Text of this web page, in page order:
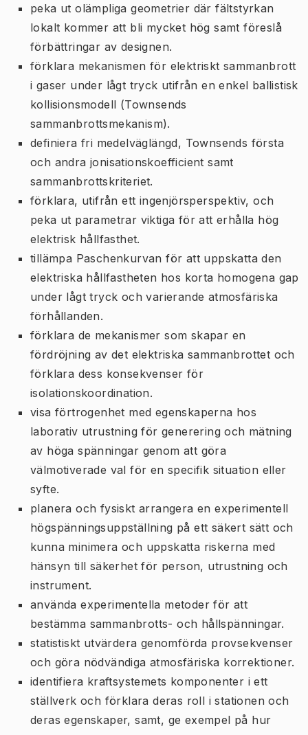
peka ut olämpliga geometrier där fältstyrkan
lokalt kommer att bli mycket hög samt föreslå
förbättringar av designen.
förklara mekanismen för elektriskt sammanbrott
i gaser under lågt tryck utifrån en enkel ballistisk
kollisionsmodell (Townsends
sammanbrottsmekanism).
definiera fri medelväglängd, Townsends första
och andra jonisationskoefficient samt
sammanbrottskriteriet.
förklara, utifrån ett ingenjörsperspektiv, och
peka ut parametrar viktiga för att erhålla hög
elektrisk hållfasthet.
tillämpa Paschenkurvan för att uppskatta den
elektriska hållfastheten hos korta homogena gap
under lågt tryck och varierande atmosfäriska
förhållanden.
förklara de mekanismer som skapar en
fördröjning av det elektriska sammanbrottet och
förklara dess konsekvenser för
isolationskoordination.
visa förtrogenhet med egenskaperna hos
laborativ utrustning för generering och mätning
av höga spänningar genom att göra
välmotiverade val för en specifik situation eller
syfte.
planera och fysiskt arrangera en experimentell
högspänningsuppställning på ett säkert sätt och
kunna minimera och uppskatta riskerna med
hänsyn till säkerhet för person, utrustning och
instrument.
använda experimentella metoder för att
bestämma sammanbrotts- och hållspänningar.
statistiskt utvärdera genomförda provsekvenser
och göra nödvändiga atmosfäriska korrektioner.
identifiera kraftsystemets komponenter i ett
ställverk och förklara deras roll i stationen och
deras egenskaper, samt, ge exempel på hur